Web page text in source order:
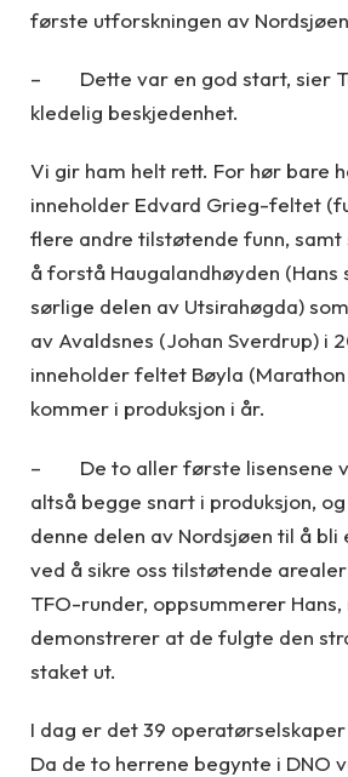
første utforskningen av
– Dette var en god start, sier
kledelig beskjedenhet.
Vi gir ham helt rett. For hør bare
inneholder Edvard Grieg-feltet
flere andre tilstøtende funn, samt
å forstå Haugalandhøyden (Hans
sørlige delen av Utsirahøgda)
av Avaldsnes (Johan Sverdrup) i
inneholder feltet Bøyla
kommer i produksjon i år.
– De to aller første lisensene
altså begge snart i produksjon,
denne delen av Nordsjøen til å
ved å sikre oss tilstøtende
TFO-runder, oppsummerer
demonstrerer at de fulgte den
staket ut.
I dag er det 39 operatørselskaper
Da de to herrene begynte i DNO